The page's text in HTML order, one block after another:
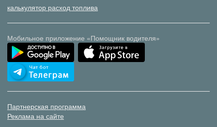
калькулятор расход топлива
Мобильное приложение «Помощник водителя»
Партнерская программа
Реклама на сайте